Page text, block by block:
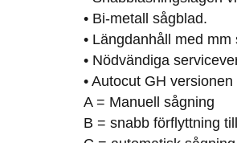
• Bi-metall sågblad.
• Längdanhåll med mm
• Nödvändiga
• Autocut GH
A = Manuell sågning
B = snabb förflyttning